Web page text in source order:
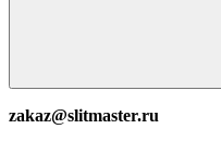
zakaz@slitmaster.ru